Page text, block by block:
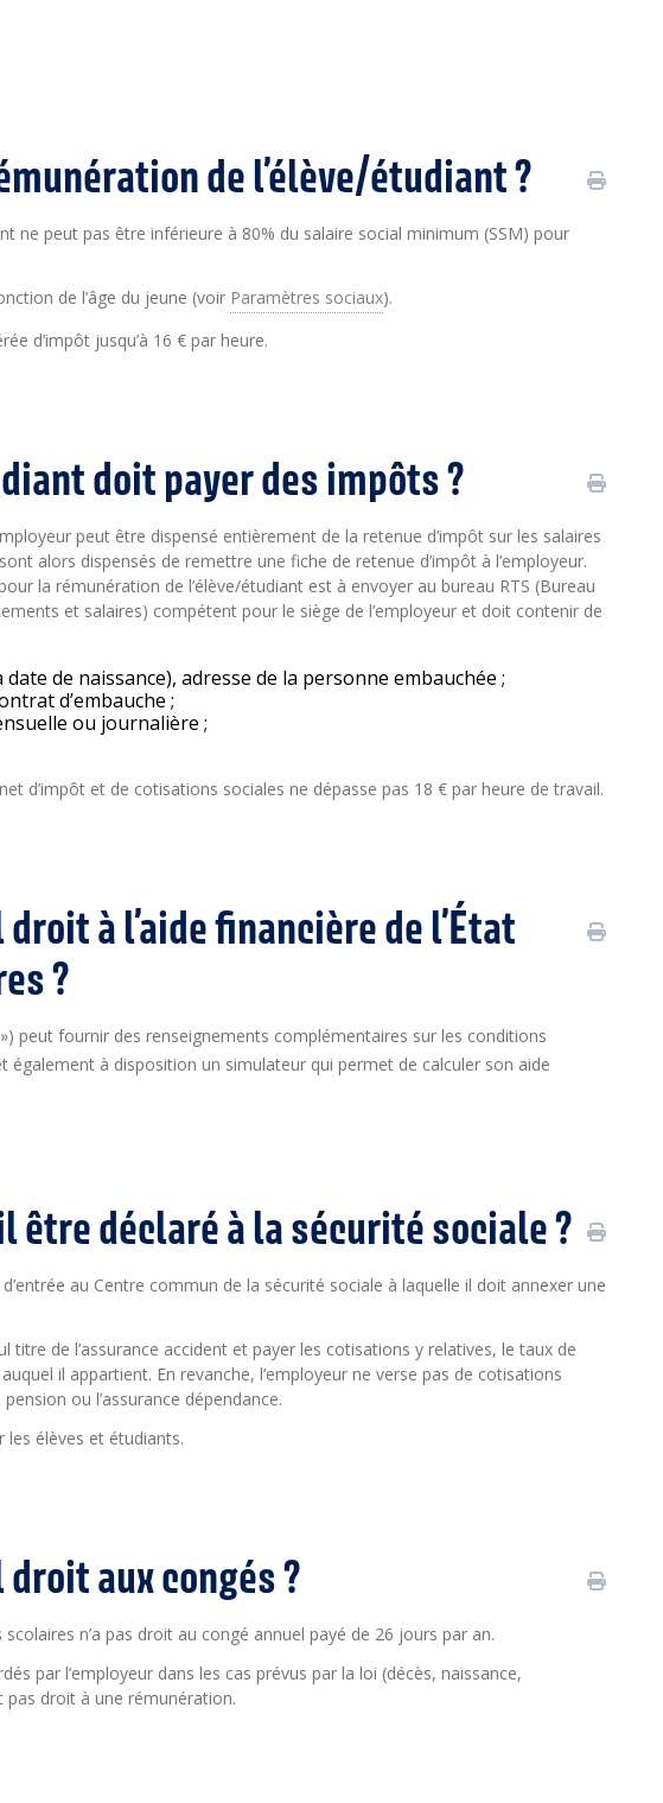
de l’élève/étudiant ?
ne peut pas être inférieure à 80% du salaire social minimum (SSM) pour
de l’âge du jeune (voir Paramètres sociaux).
d’impôt jusqu’à 16 € par heure.
doit payer des impôts ?
peut être dispensé entièrement de la retenue d’impôt sur les salaires
alors dispensés de remettre une fiche de retenue d’impôt à l’employeur.
la rémunération de l’élève/étudiant est à envoyer au bureau RTS (Bureau
et salaires) compétent pour le siège de l’employeur et doit contenir de
de naissance), adresse de la personne embauchée ;
d’embauche ;
ou journalière ;
d’impôt et de cotisations sociales ne dépasse pas 18 € par heure de travail.
à l’aide financière de l’État
?
peut fournir des renseignements complémentaires sur les conditions
également à disposition un simulateur qui permet de calculer son aide
être déclaré à la sécurité sociale ?
au Centre commun de la sécurité sociale à laquelle il doit annexer une
titre de l’assurance accident et payer les cotisations y relatives, le taux de
il appartient. En revanche, l’employeur ne verse pas de cotisations
ou l’assurance dépendance.
les élèves et étudiants.
aux congés ?
n’a pas droit au congé annuel payé de 26 jours par an.
par l’employeur dans les cas prévus par la loi (décès, naissance,
droit à une rémunération.